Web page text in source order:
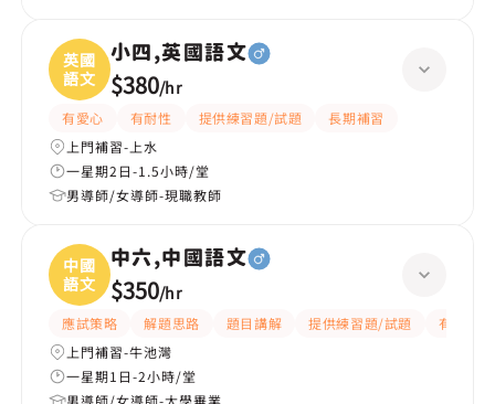
英國
語文
小四,英國語文
$380/hr
有愛心 有耐性 提供練習題/試題
長期補習
上門補習-上水
一星期2日-1.5小時/堂
男導師/女導師-現職教師
中國
語文
中六,中國語文
$350/hr
應試策略 解題思路 題目講解 提供練習題/試題
有耐性
上門補習-牛池灣
一星期1日-2小時/堂
男導師/女導師-大學畢業